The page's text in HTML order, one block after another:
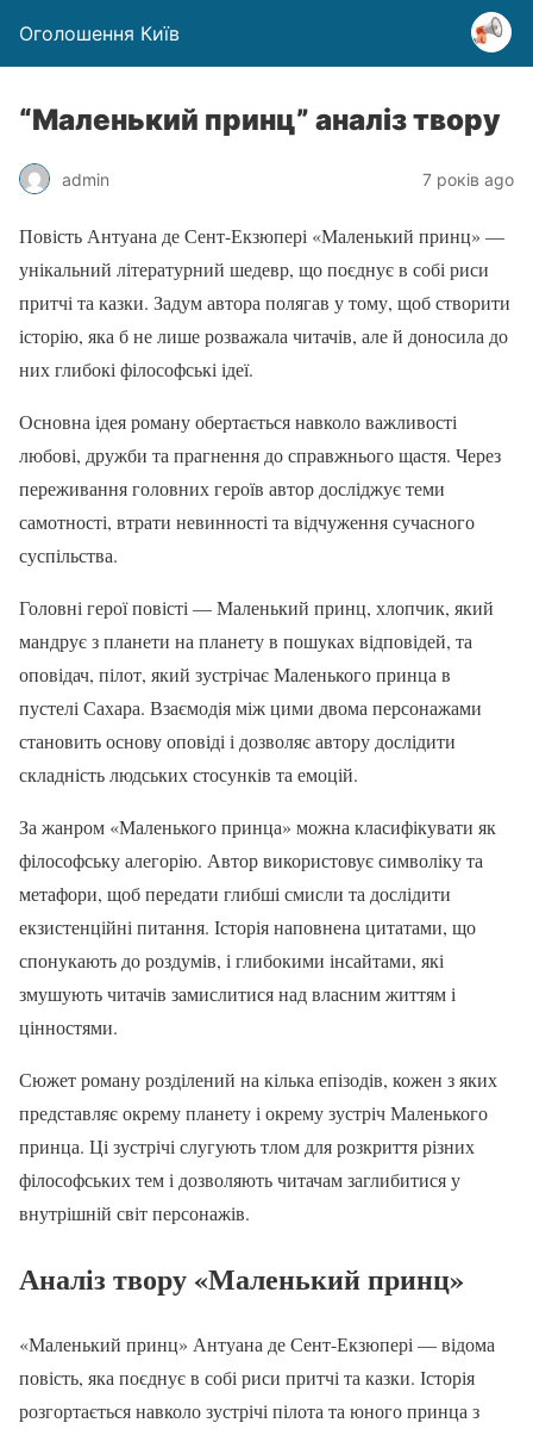
Оголошення Київ
“Маленький принц” аналіз твору
admin 7 років ago
Повість Антуана де Сент-Екзюпері «Маленький принц» —
унікальний літературний шедевр, що поєднує в собі риси
притчі та казки. Задум автора полягав у тому, щоб створити
історію, яка б не лише розважала читачів, але й доносила до
них глибокі філософські ідеї.
Основна ідея роману обертається навколо важливості
любові, дружби та прагнення до справжнього щастя. Через
переживання головних героїв автор досліджує теми
самотності, втрати невинності та відчуження сучасного
суспільства.
Головні герої повісті — Маленький принц, хлопчик, який
мандрує з планети на планету в пошуках відповідей, та
оповідач, пілот, який зустрічає Маленького принца в
пустелі Сахара. Взаємодія між цими двома персонажами
становить основу оповіді і дозволяє автору дослідити
складність людських стосунків та емоцій.
За жанром «Маленького принца» можна класифікувати як
філософську алегорію. Автор використовує символіку та
метафори, щоб передати глибші смисли та дослідити
екзистенційні питання. Історія наповнена цитатами, що
спонукають до роздумів, і глибокими інсайтами, які
змушують читачів замислитися над власним життям і
цінностями.
Сюжет роману розділений на кілька епізодів, кожен з яких
представляє окрему планету і окрему зустріч Маленького
принца. Ці зустрічі слугують тлом для розкриття різних
філософських тем і дозволяють читачам заглибитися у
внутрішній світ персонажів.
Аналіз твору «Маленький принц»
«Маленький принц» Антуана де Сент-Екзюпері — відома
повість, яка поєднує в собі риси притчі та казки. Історія
розгортається навколо зустрічі пілота та юного принца з